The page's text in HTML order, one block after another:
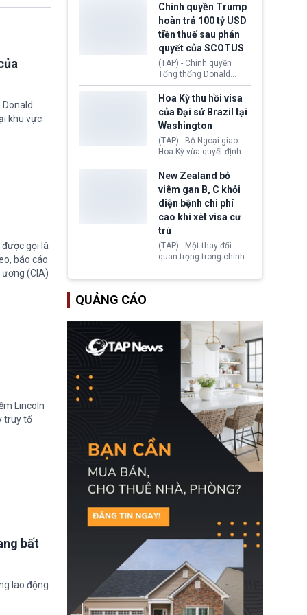
khu vực
gọi là
báo cáo
(CIA)
Lincoln
truy tố
bất
lao động
toàn y tế.
tăng lãi suất nếu lạm
phát ở Hoa Kỳ không tiếp
tục giảm trong thời gian
tới.
Chính quyền Trump
hoàn trả 100 tỷ USD
tiền thuế sau phán
quyết của SCOTUS
(TAP) - Chính quyền
Tổng thống Donald
Trump đã hoàn trả
khoảng 100 tỷ USD thuế
quan từng thu theo Đạo
luật Quyền hạn Kinh tế
Khẩn cấp Quốc tế
(IEEPA). Động thái này
diễn ra sau phán quyết
hồi tháng 2 bởi Tòa án
Tối cao Hoa Kỳ
(SCOTUS) khi tuyên bố,
việc áp thuế diện rộng là
hoàn toàn bất hợp pháp.
Hoa Kỳ thu hồi visa
của Đại sứ Brazil tại
Washington
(TAP) - Bộ Ngoại giao
Hoa Kỳ vừa quyết định
thu hồi thị thực (visa)
của bà Maria Luiza
Ribeiro Viotti - Đại sứ
Brazil tại Washington.
Động thái trên diễn ra
trong bối cảnh tranh
chấp ngoại giao giữa
chính quyền Tổng thống
Donald Trump và chính
phủ cánh tả Tổng thống
New Zealand bỏ
viêm gan B, C khỏi
diện bệnh chi phí
cao khi xét visa cư
trú
(TAP) - Một thay đổi
quan trọng trong chính
Zealand đang mở ra
gan B hoặc viêm gan C
sẽ không còn bị mặc
định không đáp ứng tiêu
chuẩn sức khỏe chỉ vì
chi phí điều trị khi nộp hồ
sơ xin visa cư trú.
QUẢNG CÁO